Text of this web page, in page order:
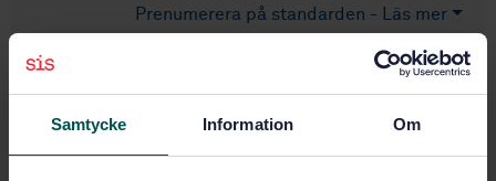
Samtycke Information Om
Prenumerera på standarden - Läs mer
Pris:216 SEK
PDF
Lägg i varukorgen